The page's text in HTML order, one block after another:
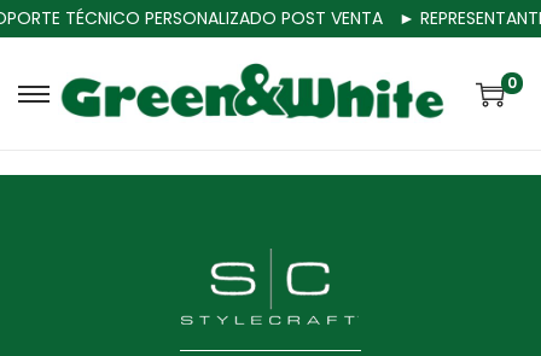
TÉCNICO PERSONALIZADO POST VENTA ►
0